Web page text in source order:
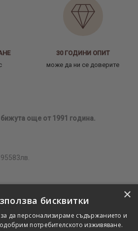
30 ГОДИНИ ОПИТ
може да ни се доверите
още от 1991 година.
×
бисквитки
да персонализираме съдържанието и
потребителското изживяване.